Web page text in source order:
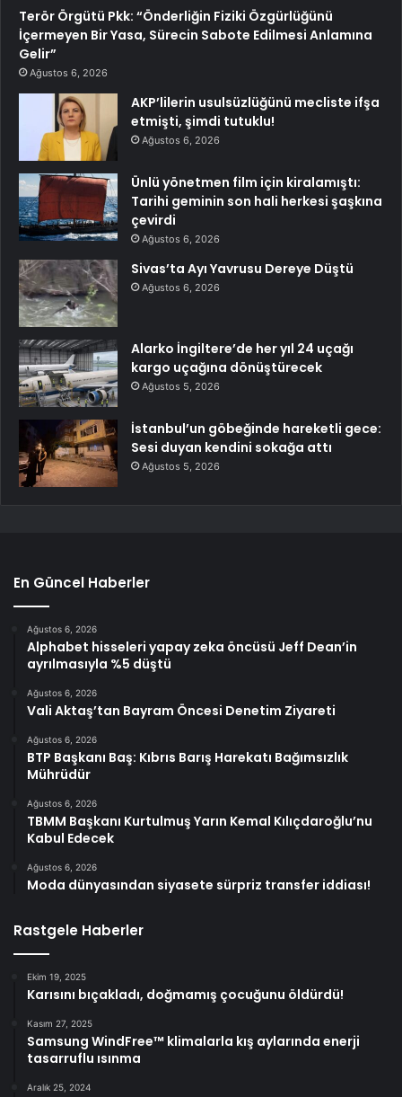
Terör Örgütü Pkk: “Önderliğin Fiziki Özgürlüğünü
İçermeyen Bir Yasa, Sürecin Sabote Edilmesi Anlamına
Gelir”
Ağustos 6, 2026
AKP’lilerin usulsüzlüğünü mecliste ifşa
etmişti, şimdi tutuklu!
Ağustos 6, 2026
Ünlü yönetmen film için kiralamıştı:
Tarihi geminin son hali herkesi şaşkına
çevirdi
Ağustos 6, 2026
Sivas’ta Ayı Yavrusu Dereye Düştü
Ağustos 6, 2026
Alarko İngiltere’de her yıl 24 uçağı
kargo uçağına dönüştürecek
Ağustos 5, 2026
İstanbul’un göbeğinde hareketli gece:
Sesi duyan kendini sokağa attı
Ağustos 5, 2026
En Güncel Haberler
Ağustos 6, 2026
Alphabet hisseleri yapay zeka öncüsü Jeff Dean’in
ayrılmasıyla %5 düştü
Ağustos 6, 2026
Vali Aktaş’tan Bayram Öncesi Denetim Ziyareti
Ağustos 6, 2026
BTP Başkanı Baş: Kıbrıs Barış Harekatı Bağımsızlık
Mührüdür
Ağustos 6, 2026
TBMM Başkanı Kurtulmuş Yarın Kemal Kılıçdaroğlu’nu
Kabul Edecek
Ağustos 6, 2026
Moda dünyasından siyasete sürpriz transfer iddiası!
Rastgele Haberler
Ekim 19, 2025
Karısını bıçakladı, doğmamış çocuğunu öldürdü!
Kasım 27, 2025
Samsung WindFree™ klimalarla kış aylarında enerji
tasarruflu ısınma
Aralık 25, 2024